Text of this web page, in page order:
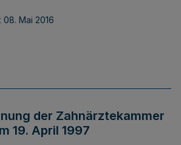
08. Mai 2016
der Zahnärztekammer
19. April 1997